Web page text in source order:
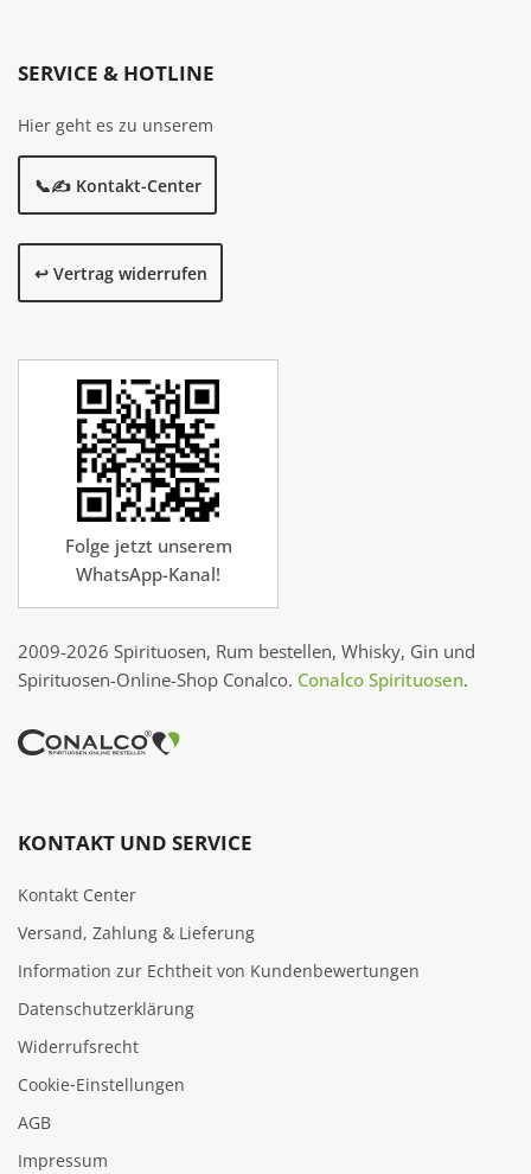
SERVICE & HOTLINE
Hier geht es zu unserem
📞✍️ Kontakt-Center
↩️ Vertrag widerrufen
Folge jetzt unserem
WhatsApp-Kanal!
2009-2026 Spirituosen, Rum bestellen, Whisky, Gin und
Spirituosen-Online-Shop Conalco. Conalco Spirituosen.
KONTAKT UND SERVICE
Kontakt Center
Versand, Zahlung & Lieferung
Information zur Echtheit von Kundenbewertungen
Datenschutzerklärung
Widerrufsrecht
Cookie‑Einstellungen
AGB
Impressum